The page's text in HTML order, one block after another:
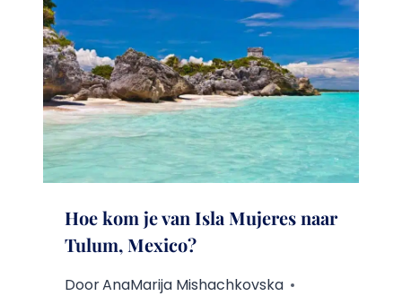
Hoe kom je van Isla Mujeres naar
Tulum, Mexico?
DoorAnaMarija Mishachkovska